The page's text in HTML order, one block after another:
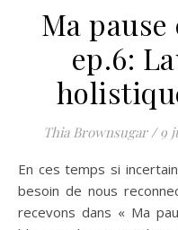
Ma pause
ep.6:
Thia Brownsugar / 9
En ces temps si incertains, nous n’avons jamais autant eu
besoin de nous
recevons dans « Ma